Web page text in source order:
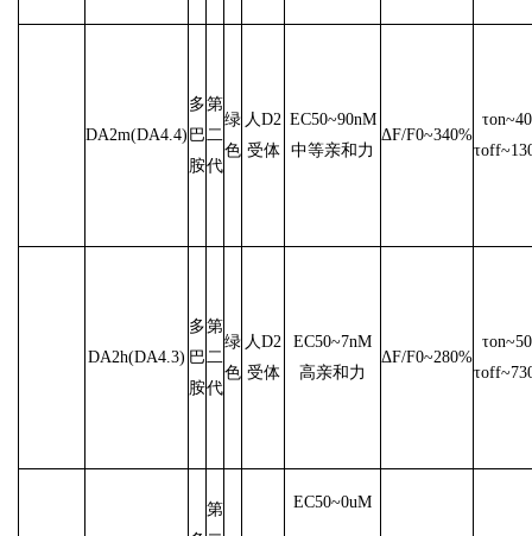
DA2m(DA4.4)
多
巴
胺
第
二
代
绿
色
人D2
受体
EC50~90nM
中等亲和力
ΔF/F0~340%
DA2h(DA4.3)
多
巴
胺
第
二
代
绿
色
人D2
受体
EC50~7nM
高亲和力
ΔF/F0~280%
第
EC50~0uM